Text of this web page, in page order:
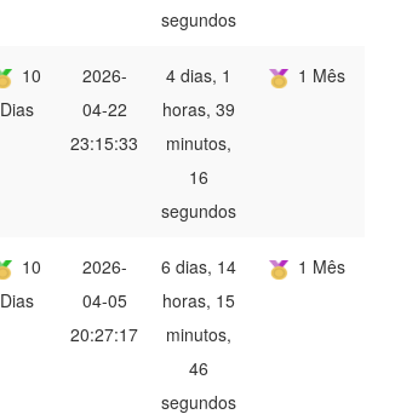
segundos
10
Dias
2026-
04-22
23:15:33
4 dias, 1
horas, 39
minutos,
16
segundos
1 Mês
10
Dias
2026-
04-05
20:27:17
6 dias, 14
horas, 15
minutos,
46
segundos
1 Mês